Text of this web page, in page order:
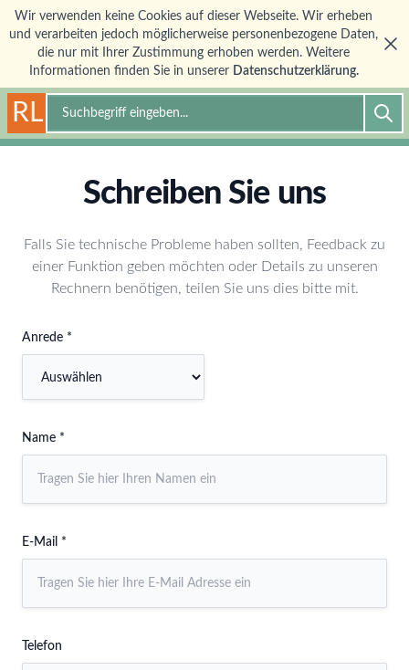
Wir verwenden keine Cookies auf dieser Webseite. Wir erheben
und verarbeiten jedoch möglicherweise personenbezogene Daten,
die nur mit Ihrer Zustimmung erhoben werden. Weitere
Informationen finden Sie in unserer Datenschutzerklärung.
RL
Schreiben Sie uns
Falls Sie technische Probleme haben sollten, Feedback zu
einer Funktion geben möchten oder Details zu unseren
Rechnern benötigen, teilen Sie uns dies bitte mit.
Anrede *
Name *
E-Mail *
Telefon